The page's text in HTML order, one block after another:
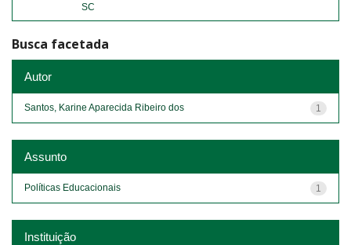
SC
Busca facetada
Autor
1
Santos, Karine Aparecida Ribeiro dos
Assunto
1
Políticas Educacionais
Instituição